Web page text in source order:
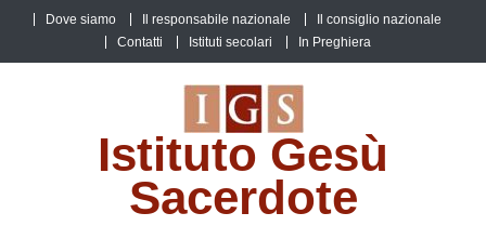
content
Dove siamo Il responsabile nazionale
Il consiglio nazionale
Contatti
Istituti secolari In Preghiera
Istituto Gesù
Sacerdote